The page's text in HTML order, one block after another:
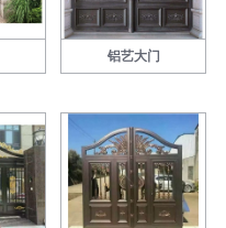
铝艺大门